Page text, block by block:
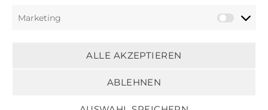
Marketing
ALLE AKZEPTIEREN
ABLEHNEN
Farbkombinationen und erfreuen sich
besonderes Merkmal: im Kontakt mit
verliert es an seiner Farbbrillanz.